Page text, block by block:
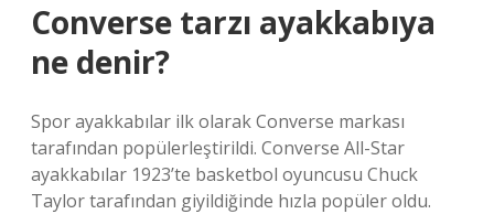
Converse tarzı ayakkabıya
ne denir?
Spor ayakkabılar ilk olarak Converse markası
tarafından popülerleştirildi. Converse All-Star
ayakkabılar 1923’te basketbol oyuncusu Chuck
Taylor tarafından giyildiğinde hızla popüler oldu.